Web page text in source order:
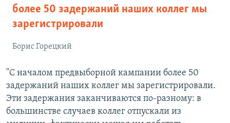
более 50 задержаний наших коллег мы
зарегистрировали
Борис Горецкий
"С началом предвыборной кампании более 50
задержаний наших коллег мы зарегистрировали.
Эти задержания заканчиваются по-разному: в
большинстве случаев коллег отпускали из